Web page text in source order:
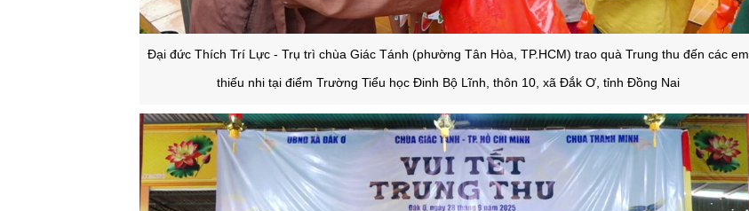
Đại đức Thích Trí Lực - Trụ trì chùa Giác Tánh (phường Tân Hòa, TP.HCM) trao quà Trung thu đến các em
thiếu nhi tại điểm Trường Tiểu học Đinh Bộ Lĩnh, thôn 10, xã Đắk Ơ, tỉnh Đồng Nai